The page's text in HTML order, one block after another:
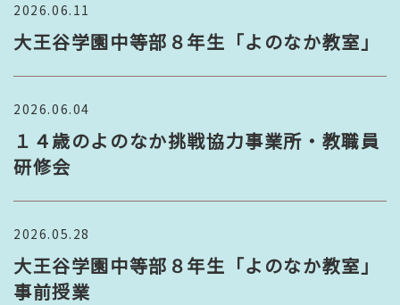
2026.06.11
大王谷学園中等部８年生「よのなか教室」
2026.06.04
１４歳のよのなか挑戦協力事業所・教職員
研修会
2026.05.28
大王谷学園中等部８年生「よのなか教室」
事前授業